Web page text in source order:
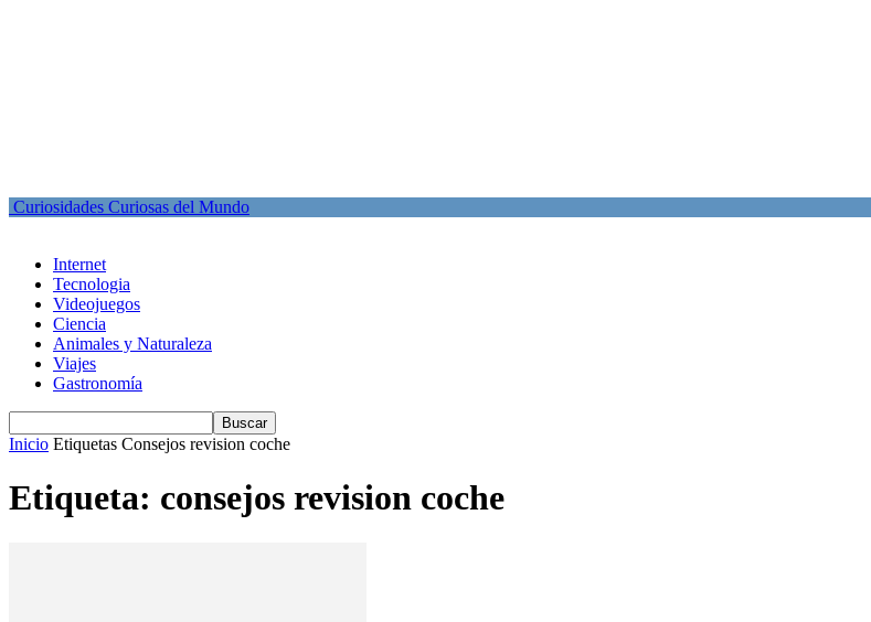
Curiosidades Curiosas del Mundo
Internet
Tecnologia
Videojuegos
Ciencia
Animales y Naturaleza
Viajes
Gastronomía
Inicio Etiquetas Consejos revision coche
Etiqueta: consejos revision coche